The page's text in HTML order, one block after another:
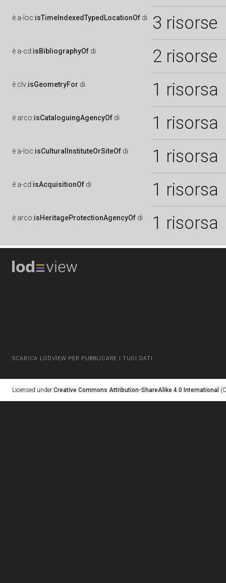
è a-loc:isTimeIndexedTypedLocationOf di 3 risorse
è a-cd:isBibliographyOf di 2 risorse
è clv:isGeometryFor di 1 risorsa
è arco:isCataloguingAgencyOf di 1 risorsa
è a-loc:isCulturalInstituteOrSiteOf di 1 risorsa
è a-cd:isAcquisitionOf di 1 risorsa
è arco:isHeritageProtectionAgencyOf di 1 risorsa
SCARICA LODVIEW PER PUBBLICARE I TUOI DATI
Licensed under Creative Commons Attribution-ShareAlike 4.0 International